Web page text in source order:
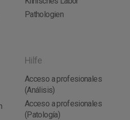
Pathologien
Hilfe
Acceso a profesionales
(Análisis)
Acceso a profesionales
(Patología)